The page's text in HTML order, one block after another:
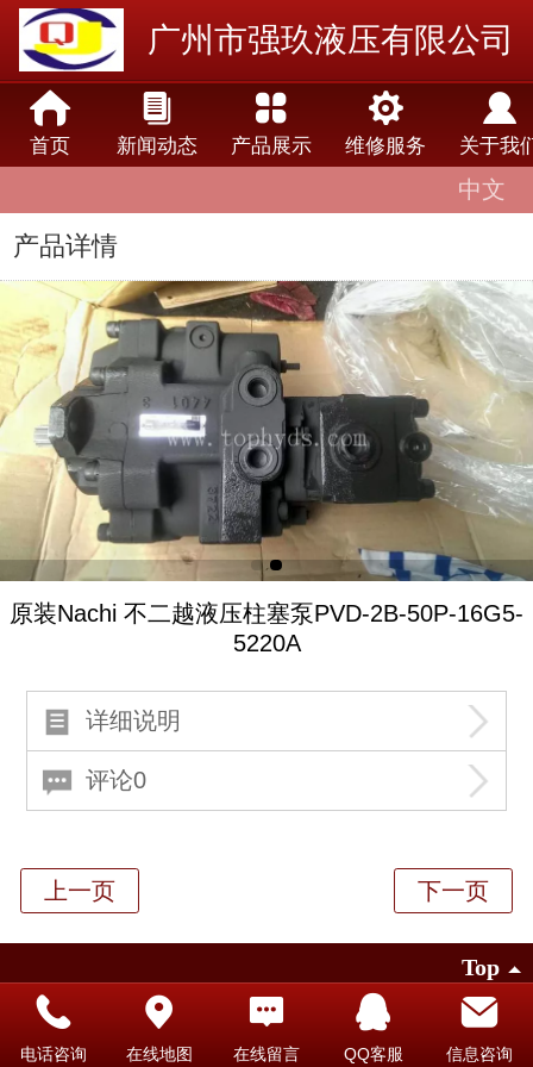
广州市强玖液压有限公司
首页 新闻动态 产品展示 维修服务 关于我
中文
中文
lengua española
产品详情
原装Nachi 不二越液压柱塞泵PVD-2B-50P-16G5-
5220A
详细说明
评论0
Top
2026 版权所有
电话咨询 在线地图 在线留言 QQ客服 信息咨询